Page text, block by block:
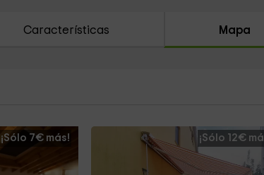
Características Mapa
¡Sólo 7€ más! ¡Sólo 12€